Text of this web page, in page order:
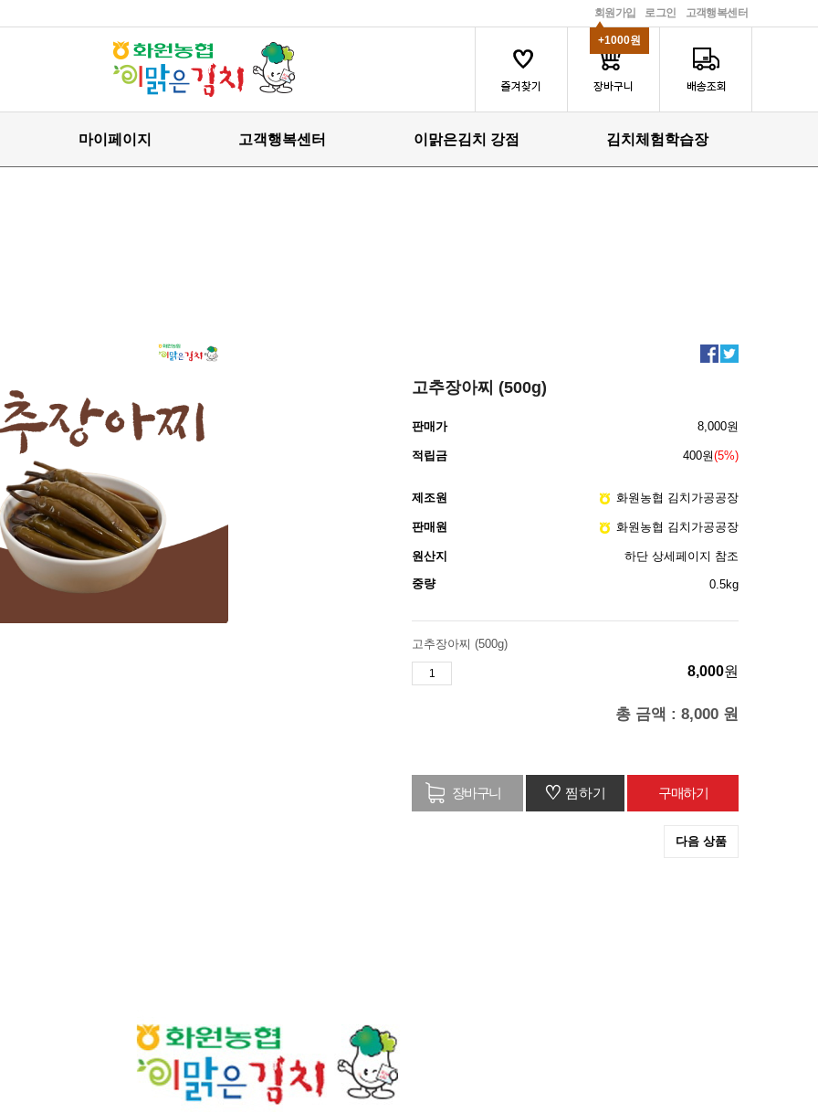
고객행복센터
로그인
회원가입
+1000원
마이페이지 고객행복센터 이맑은김치 강점 김치체험학습장
고추장아찌 (500g)
판매가 8,000원
적립금 400원(5%)
제조원 화원농협 김치가공공장
판매원 화원농협 김치가공공장
원산지
하단 상세페이지 참조
중량
0.5kg
고추장아찌 (500g)
8,000원
총 금액 : 8,000 원
♡ 찜하기
다음 상품